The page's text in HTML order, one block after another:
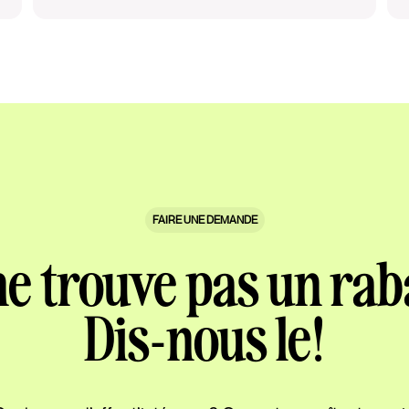
FAIRE UNE DEMANDE
trouve pas un
Dis-nous le!